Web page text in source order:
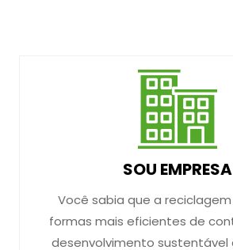
SOU EMPRESA
Você sabia que a
formas mais eficientes de
desenvolvimento sustentável